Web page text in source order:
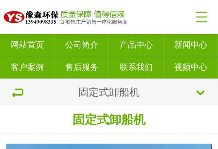
网站首页 公司简介 产品中心 新闻中心
客户案例 售后服务 联系我们 视频中心
固定式卸船机
固定式卸船机